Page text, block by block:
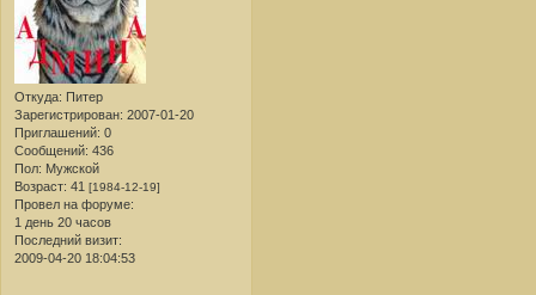
Откуда: Питер
Зарегистрирован: 2007-01-20
Приглашений: 0
Сообщений: 436
Пол: Мужской
Возраст: 41 [1984-12-19]
Провел на форуме:
1 день 20 часов
Последний визит:
2009-04-20 18:04:53